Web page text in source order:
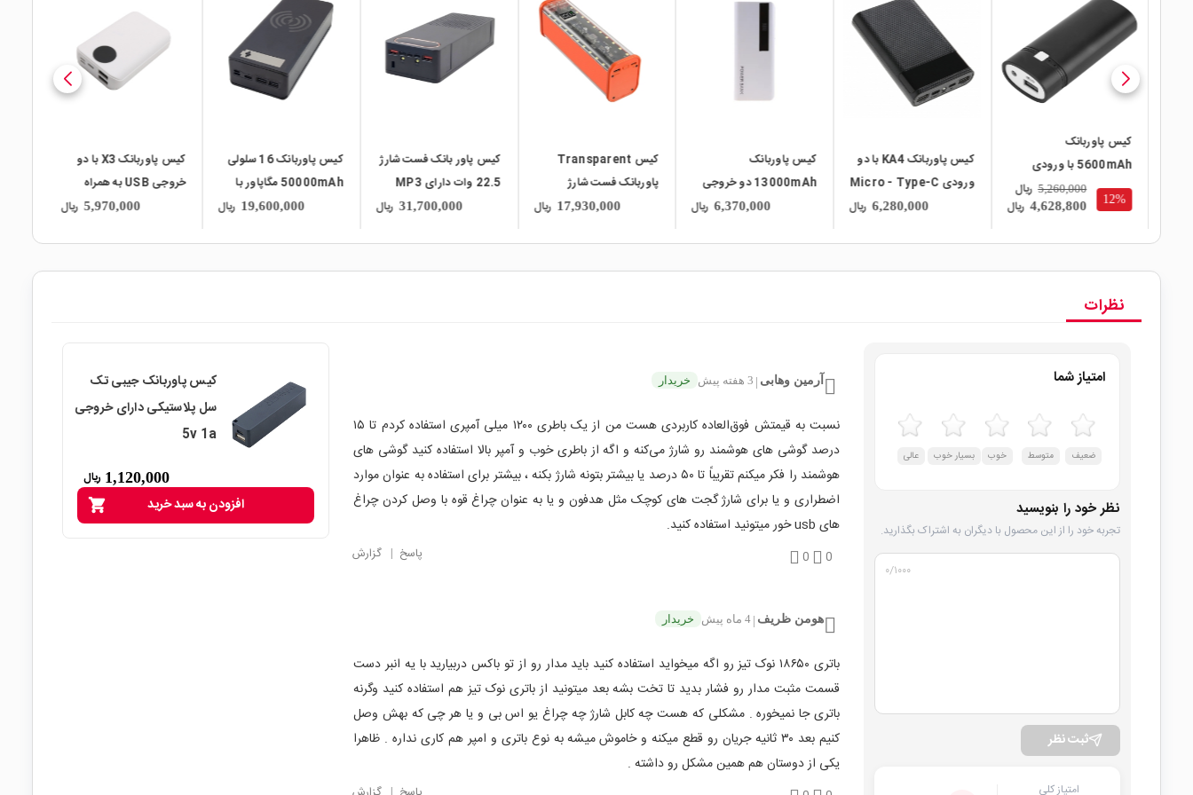
12%
local_mall
کیس پاوربانک
5600mAh با ورودی
Micro USB دارای
خروجی 5V-1A USB
4,628,800 ریال
5,260,000 ریال
کیس پاوربانک KA4 با دو
ورودی Micro - Type-C
و دو خروجی USB6,280,000 ریال
کیس پاوربانک
13000mAh دو خروجی
USB به همراه نمایشگر و
6,370,000 ریال
کیس Transparent
پاوربانک فست شارژ
20000mAh با خروجی
17,930,000 ریال
کیس پاور بانک فست شارژ
22.5 وات دارای MP3
Player بلوتوثی مدل L8-31,700,000 ریال
کیس پاوربانک 16 سلولی
50000mAh مگاپاور با
قابلیت شارژ وایرلس مدل
19,600,000 ریال
کیس پاوربانک X3 با دو
خروجی USB به همراه
5,970,000 ریال
نظرات
امتیاز شما
ضعیف متوسط خوب بسیار خوب عالی
نظر خود را بنویسید
تجربه خود را از این محصول با دیگران به اشتراک بگذارید.
۰/۱۰۰۰
ثبت نظر
امتیاز کلی
آرمین وهابی 3 هفته پیش خریدار
نسبت به قیمتش فوق‌العاده کاربردی هست من از یک باطری ۱۲۰۰ میلی آمپری استفاده کردم تا ۱۵
درصد گوشی های هوشمند رو شارژ می‌کنه و اگه از باطری خوب و آمپر بالا استفاده کنید گوشی های
هوشمند را فکر میکنم تقریباً تا ۵۰ درصد یا بیشتر بتونه شارژ بکنه ، بیشتر برای استفاده به عنوان موارد
اضطراری و یا برای شارژ گجت های کوچک مثل هدفون و یا به عنوان چراغ قوه با وصل کردن چراغ
های usb خور میتونید استفاده کنید.
0
0 پاسخ | گزارش
هومن ظریف 4 ماه پیش خریدار
باتری ۱۸۶۵۰ نوک تیز رو اگه میخواید استفاده کنید باید مدار رو از تو باکس دربیارید با یه انبر دست
قسمت مثبت مدار رو فشار بدید تا تخت بشه بعد میتونید از باتری نوک تیز هم استفاده کنید وگرنه
باتری جا نمیخوره . مشکلی که هست چه کابل شارژ چه چراغ یو اس بی و یا هر چی که بهش وصل
کنیم بعد ۳۰ ثانیه جریان رو قطع میکنه و خاموش میشه به نوع باتری و امپر هم کاری نداره . ظاهرا
یکی از دوستان هم همین مشکل رو داشته .
کیس پاوربانک جیبی تک
سل پلاستیکی دارای خروجی
5v 1a
1,120,000 ریال
shopping_cart افزودن به سبد خرید